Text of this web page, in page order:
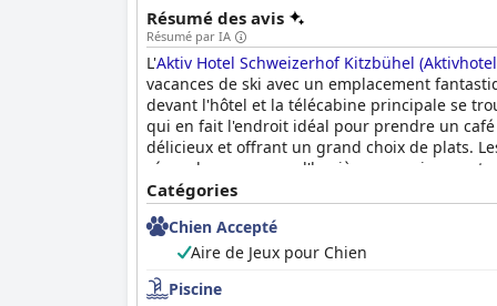
Résumé des avis
Résumé par IA
L'Aktiv Hotel Schweizerhof Kitzbühel
vacances de ski avec un emplacement
devant l'hôtel et la télécabine principale se
qui en fait l'endroit idéal pour prendre un
délicieux et offrant un grand choix de plats.
répond aux normes d'hygiène, ce qui
aider. L'espace spa est fantastique avec une
charmant de cette propriété et les clients
skis aux pieds, ce qui en fait un lieu de séjour
Kitzbühel (Aktivhotel Schweizerhof Kitzbühel)
Catégories
Chien Accepté
Aire de Jeux pour Chien
Piscine